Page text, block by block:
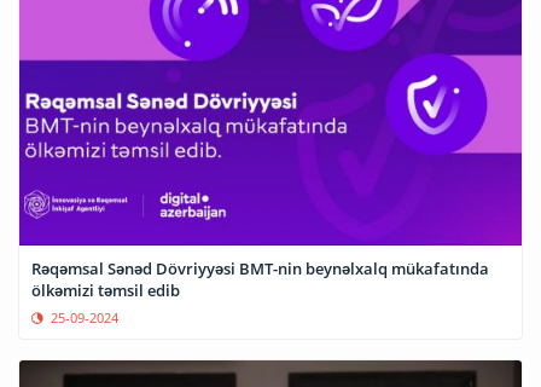
Rəqəmsal Sənəd Dövriyyəsi BMT-nin beynəlxalq mükafatında
ölkəmizi təmsil edib
25-09-2024